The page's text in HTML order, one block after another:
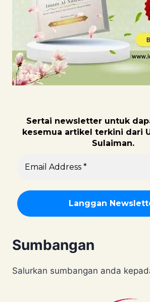
Sertai newsletter untuk
kesemua artikel terkini dari
Sulaiman.
Sumbangan
Salurkan sumbangan anda